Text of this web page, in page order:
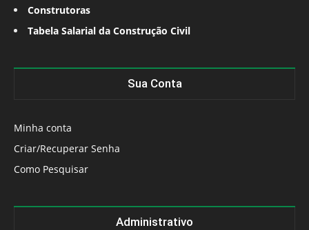
Construtoras
Tabela Salarial da Construção Civil
Sua Conta
Minha conta
Criar/Recuperar Senha
Como Pesquisar
Administrativo